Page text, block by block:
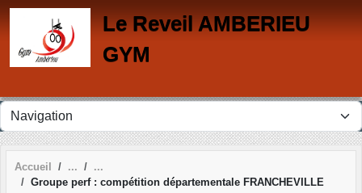
Le Reveil AMBERIEU
GYM
Accueil
Groupe perf : compétition départementale FRANCHEVILLE
Panneau de gestion des cookies